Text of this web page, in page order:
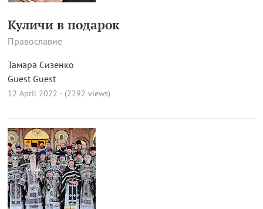
Куличи в подарок
Православие
Тамара Сизенко
Guest Guest
12 April 2022 · (2292 views)